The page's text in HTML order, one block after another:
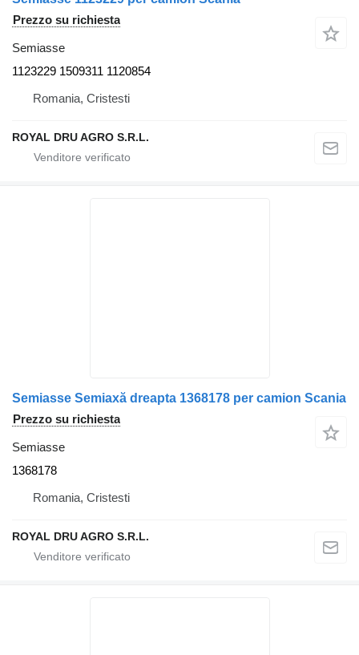
Prezzo su richiesta
Semiasse
1123229 1509311 1120854
Romania, Cristesti
ROYAL DRU AGRO S.R.L.
Semiasse Semiaxă dreapta 1368178 per camion Scania
Prezzo su richiesta
Semiasse
1368178
Romania, Cristesti
ROYAL DRU AGRO S.R.L.